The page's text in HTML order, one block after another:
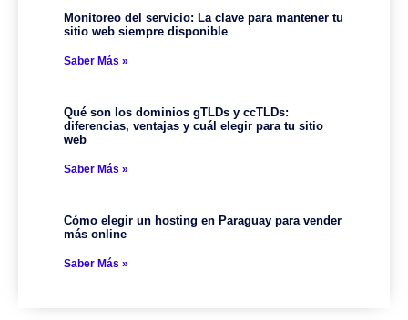
Monitoreo del servicio: La clave para mantener tu
sitio web siempre disponible
Saber Más »
Qué son los dominios gTLDs y ccTLDs:
diferencias, ventajas y cuál elegir para tu sitio
web
Saber Más »
Cómo elegir un hosting en Paraguay para vender
más online
Saber Más »